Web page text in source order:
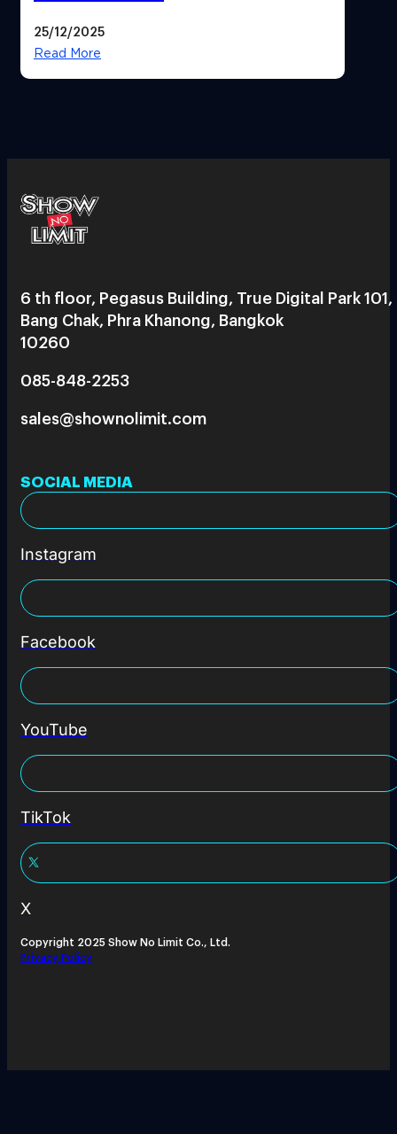
25/12/2025
Read More
6 th floor, Pegasus Building, True Digital Park 101,
Bang Chak, Phra Khanong, Bangkok
10260
085-848-2253
sales@shownolimit.com
SOCIAL MEDIA
Instagram
Facebook
YouTube
TikTok
X
Copyright 2025 Show No Limit Co., Ltd.
Privacy Policy